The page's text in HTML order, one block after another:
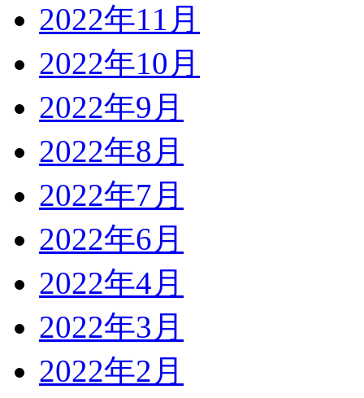
2022年11月
2022年10月
2022年9月
2022年8月
2022年7月
2022年6月
2022年4月
2022年3月
2022年2月